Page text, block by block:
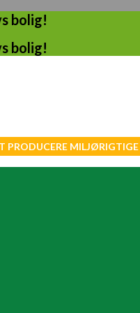
bolig!
bolig!
PRODUCERE